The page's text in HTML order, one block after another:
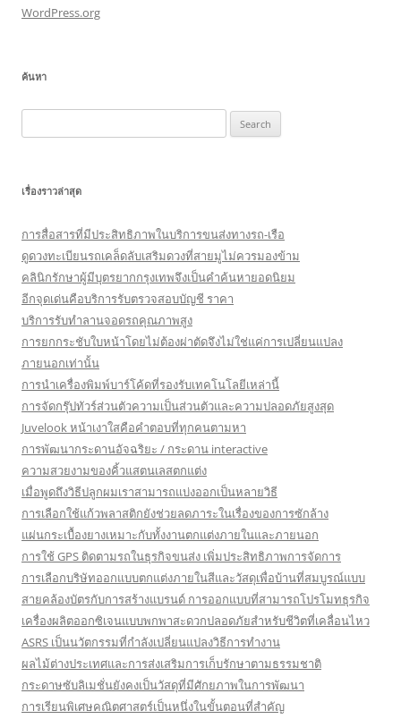
WordPress.org
ค้นหา
for:
เรื่องราวล่าสุด
การสื่อสารที่มีประสิทธิภาพในบริการขนส่งทางรถ-เรือ
ดูดวงทะเบียนรถเคล็ดลับเสริมดวงที่สายมูไม่ควรมองข้าม
คลินิกรักษาผู้มีบุตรยากกรุงเทพจึงเป็นคำค้นหายอดนิยม
อีกจุดเด่นคือบริการรับตรวจสอบบัญชี ราคา
บริการรับทำลานจอดรถคุณภาพสูง
การยกกระชับใบหน้าโดยไม่ต้องผ่าตัดจึงไม่ใช่แค่การเปลี่ยนแปลง
ภายนอกเท่านั้น
การนำเครื่องพิมพ์บาร์โค้ดที่รองรับเทคโนโลยีเหล่านี้
การจัดกรุ๊ปทัวร์ส่วนตัวความเป็นส่วนตัวและความปลอดภัยสูงสุด
Juvelook หน้าเงาใสคือคำตอบที่ทุกคนตามหา
การพัฒนากระดานอัจฉริยะ / กระดาน interactive
ความสวยงามของคิ้วแสตนเลสตกแต่ง
เมื่อพูดถึงวิธีปลูกผมเราสามารถแบ่งออกเป็นหลายวิธี
การเลือกใช้แก้วพลาสติกยังช่วยลดภาระในเรื่องของการซักล้าง
แผ่นกระเบื้องยางเหมาะกับทั้งงานตกแต่งภายในและภายนอก
การใช้ GPS ติดตามรถในธุรกิจขนส่ง เพิ่มประสิทธิภาพการจัดการ
การเลือกบริษัทออกแบบตกแต่งภายในสีและวัสดุเพื่อบ้านที่สมบูรณ์แบบ
สายคล้องบัตรกับการสร้างแบรนด์ การออกแบบที่สามารถโปรโมทธุรกิจ
เครื่องผลิตออกซิเจนแบบพกพาสะดวกปลอดภัยสำหรับชีวิตที่เคลื่อนไหว
ASRS เป็นนวัตกรรมที่กำลังเปลี่ยนแปลงวิธีการทำงาน
ผลไม้ต่างประเทศและการส่งเสริมการเก็บรักษาตามธรรมชาติ
กระดาษซับลิเมชั่นยังคงเป็นวัสดุที่มีศักยภาพในการพัฒนา
การเรียนพิเศษคณิตศาสตร์เป็นหนึ่งในขั้นตอนที่สำคัญ